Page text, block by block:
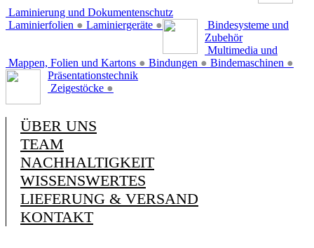
Laminierung und Dokumentenschutz
Laminierfolien ● Laminiergeräte ●
Bindesysteme und
Zubehör
Mappen, Folien und Kartons ● Bindungen ● Bindemaschinen ●
Multimedia und
Präsentationstechnik
Zeigestöcke ●
ÜBER UNS
TEAM
NACHHALTIGKEIT
WISSENSWERTES
LIEFERUNG & VERSAND
KONTAKT